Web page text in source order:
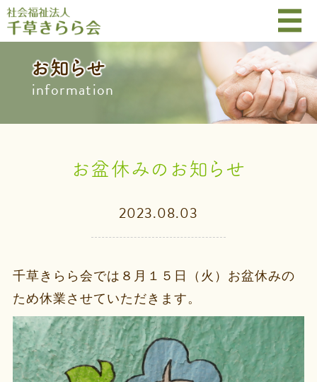
お知らせ
information
お盆休みのお知らせ
2023.08.03
千草きらら会では８月１５日（火）お盆休みの
ため休業させていただきます。